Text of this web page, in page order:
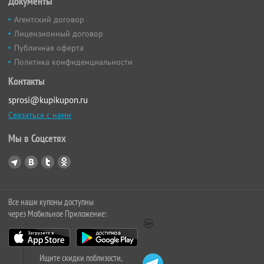
Агентский договор
Лицензионный договор
Публичная оферта
Политика конфиденциальности
Контакты
sprosi@kupikupon.ru
Связаться с нами
Мы в Соцсетях
Все наши купоны доступны
через Мобильное Приложение:
Ищите скидки поблизости,